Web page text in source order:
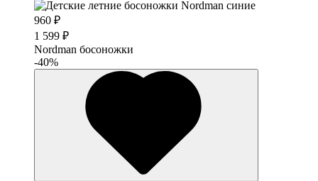
960 ₽
1 599 ₽
Nordman босоножки
-40%